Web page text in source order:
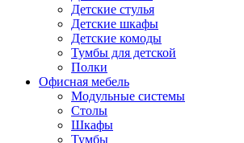
Детские стулья
Детские шкафы
Детские комоды
Тумбы для детской
Полки
Офисная мебель
Модульные системы
Столы
Шкафы
Тумбы